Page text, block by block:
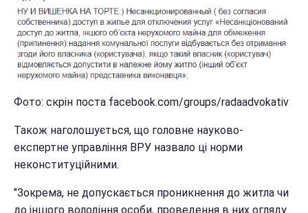
Фото: скрін поста facebook.com/groups/radaadvokativ
Також наголошується, що головне науково-
експертне управління ВРУ назвало ці норми
неконституційними.
"Зокрема, не допускається проникнення до житла чи
до іншого володіння особи, проведення в них огляду